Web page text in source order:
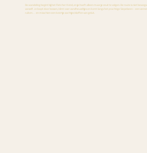
De wandeling begint bij het Fletcher Hotel, en je hoeft alleen maar je snuit te volgen. De route is niet
vanzelf. Je loopt door bossen, klimt over zandheuveltjes en komt langs het prachtige Siepelveen – een
ruiken… en misschien een keertje zachtjes blaffen van geluk.